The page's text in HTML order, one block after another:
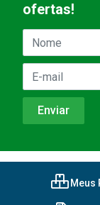
ofertas!
Meus